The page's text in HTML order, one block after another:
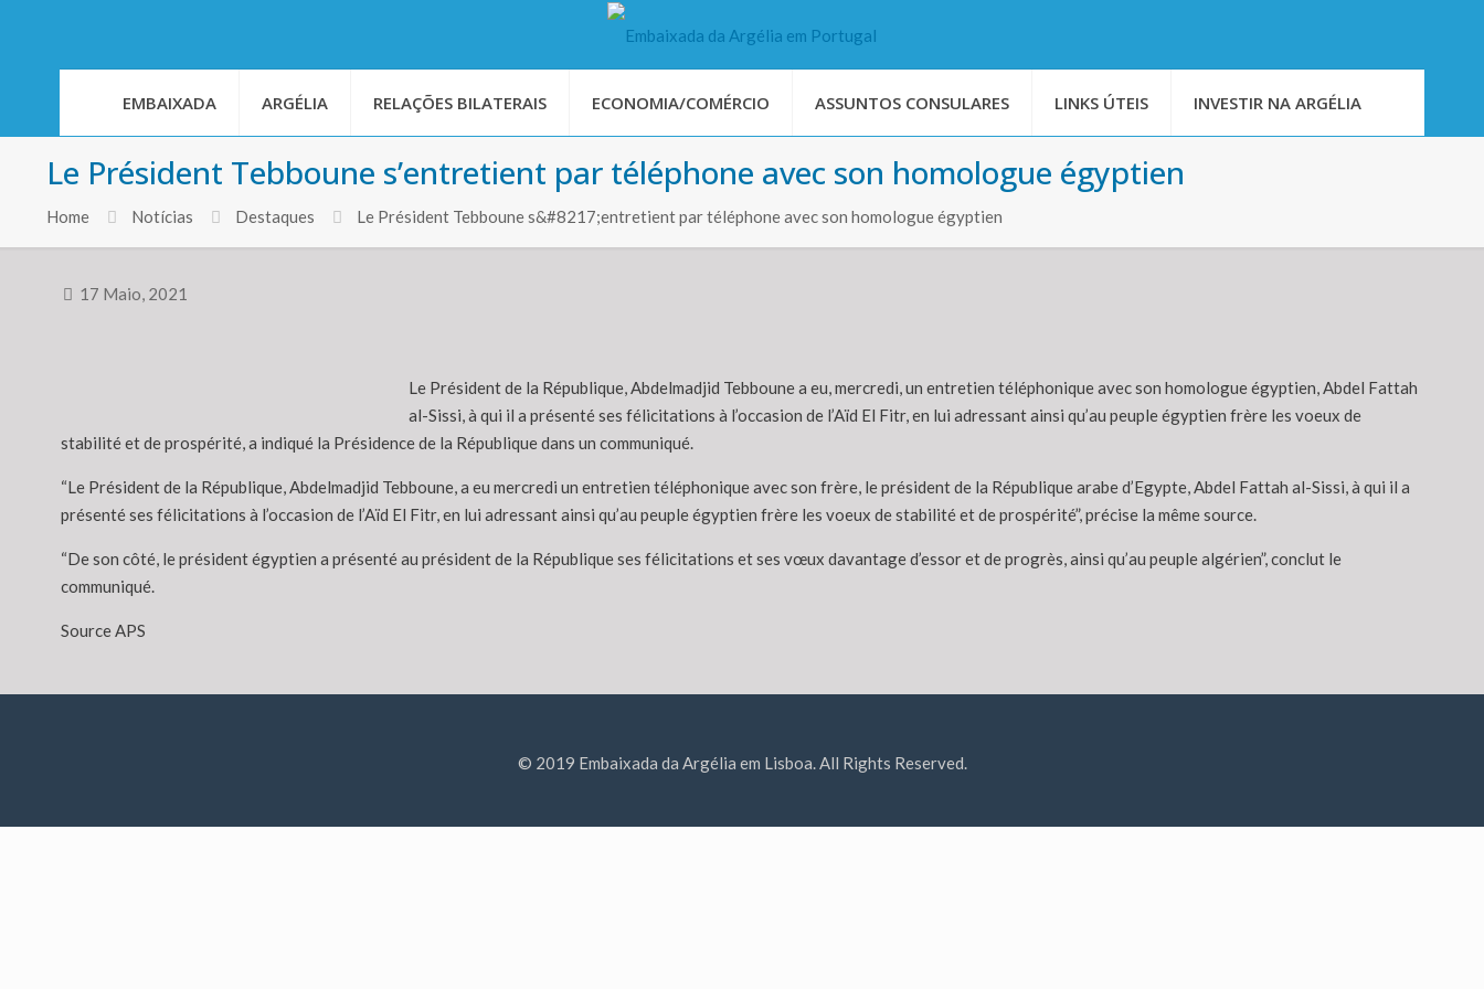
EMBAIXADA ARGÉLIA RELAÇÕES BILATERAIS ECONOMIA/COMÉRCIO ASSUNTOS CONSULARES LINKS ÚTEIS INVESTIR NA ARGÉLIA
Le Président Tebboune s’entretient par téléphone avec son homologue égyptien
Home Notícias Destaques Le Président Tebboune s&#8217;entretient par téléphone avec son homologue égyptien
17 Maio, 2021
Le Président de la République, Abdelmadjid Tebboune a eu, mercredi, un entretien téléphonique avec son homologue égyptien, Abdel Fattah
al-Sissi, à qui il a présenté ses félicitations à l’occasion de l’Aïd El Fitr, en lui adressant ainsi qu’au peuple égyptien frère les voeux de
stabilité et de prospérité, a indiqué la Présidence de la République dans un communiqué.
“Le Président de la République, Abdelmadjid Tebboune, a eu mercredi un entretien téléphonique avec son frère, le président de la République arabe d’Egypte, Abdel Fattah al-Sissi, à qui il a
présenté ses félicitations à l’occasion de l’Aïd El Fitr, en lui adressant ainsi qu’au peuple égyptien frère les voeux de stabilité et de prospérité”, précise la même source.
“De son côté, le président égyptien a présenté au président de la République ses félicitations et ses vœux davantage d’essor et de progrès, ainsi qu’au peuple algérien”, conclut le
communiqué.
Source APS
© 2019 Embaixada da Argélia em Lisboa. All Rights Reserved.